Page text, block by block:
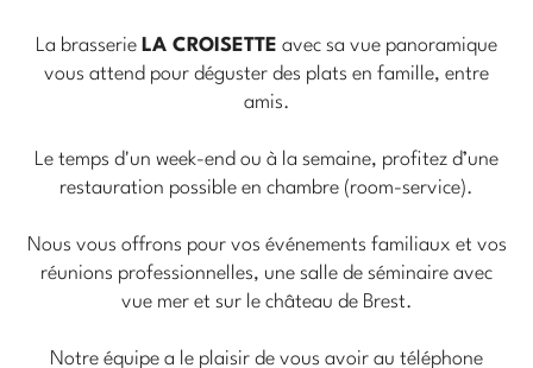
La brasserie LA CROISETTE avec sa vue panoramique
vous attend pour déguster des plats en famille, entre
amis.
Le temps d'un week-end ou à la semaine, profitez d’une
restauration possible en chambre (room-service).
Nous vous offrons pour vos événements familiaux et vos
réunions professionnelles, une salle de séminaire avec
vue mer et sur le château de Brest.
Notre équipe a le plaisir de vous avoir au téléphone